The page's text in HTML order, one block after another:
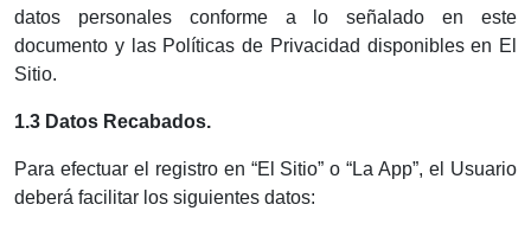
datos personales conforme a lo señalado en este
documento y las Políticas de Privacidad disponibles en El
Sitio.
1.3 Datos Recabados.
Para efectuar el registro en “El Sitio” o “La App”, el Usuario
deberá facilitar los siguientes datos: